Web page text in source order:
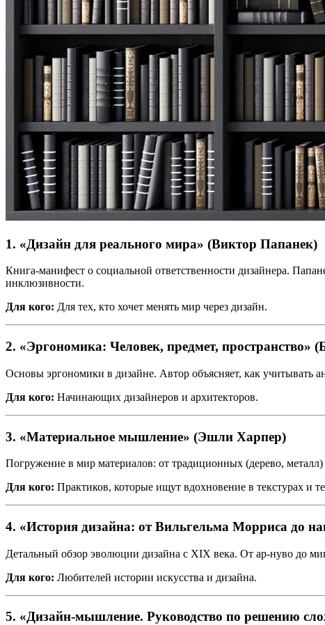
1. «Дизайн для реального мира» (Виктор Папанек)
Книга-манифест о социальной ответственности дизайнера.
инклюзивности.
Для кого: Для тех, кто хочет менять мир через дизайн.
2. «Эргономика: Человек, предмет, пространство»
Основы эргономики в дизайне. Автор объясняет, как учитывать
Для кого: Начинающих дизайнеров и архитекторов.
3. «Материальное мышление» (Эшли Харпер)
Погружение в мир материалов: от традиционных (дерево,
Для кого: Практиков, которые ищут вдохновение в текстурах и
4. «История дизайна: от Вильгельма Морриса до
Детальный обзор эволюции дизайна с XIX века. От ар-нуво до
Для кого: Любителей истории искусства и дизайна.
5. «Дизайн-мышление. Руководство по решению